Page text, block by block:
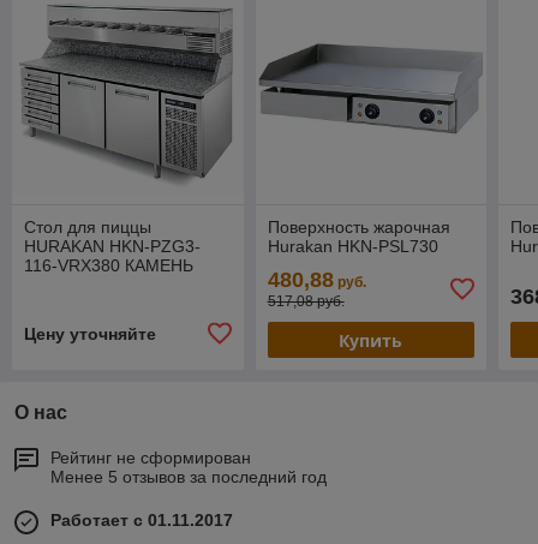
Стол для пиццы
HURAKAN HKN-PZG3-
116-VRX380 КАМЕНЬ
Цену уточняйте
Поверхность жарочная
Hurakan HKN-PSL730
480,88руб.
517,08 руб.
Купить
О нас
Рейтинг не сформирован
Менее 5 отзывов за последний год
Работает с 01.11.2017